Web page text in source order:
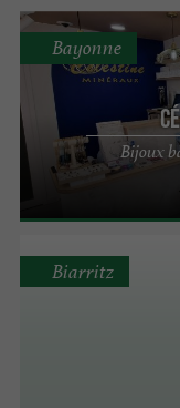
Bijoux
Bayonne
Biarritz